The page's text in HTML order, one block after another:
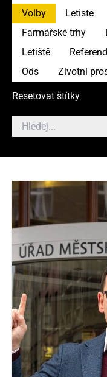
Volby
Letiste
Farmářské trhy
Letiště
Ods
Zivotni
Resetovat štítky